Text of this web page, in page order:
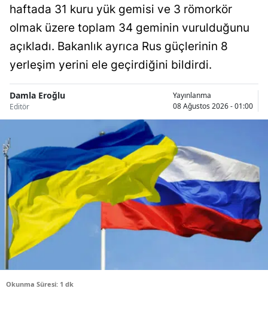
Samsun
Siirt
Tekirdağ
Trabzon
Tunceli
Şanlıurfa
Uşak
haftada 31 kuru yük gemisi ve 3 römorkör
olmak üzere toplam 34 geminin vurulduğunu
açıkladı. Bakanlık ayrıca Rus güçlerinin 8
yerleşim yerini ele geçirdiğini bildirdi.
Damla Eroğlu
Editör
Yayınlanma
08 Ağustos 2026 - 01:00
Okunma Süresi: 1 dk